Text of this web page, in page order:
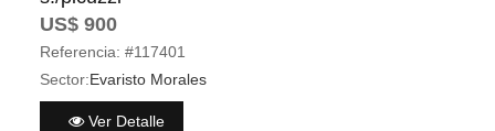
US$ 900
Referencia: #117401
Sector:Evaristo Morales
Ver Detalle